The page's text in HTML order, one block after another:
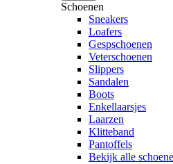
Schoenen
Sneakers
Loafers
Gespschoenen
Veterschoenen
Slippers
Sandalen
Boots
Enkellaarsjes
Laarzen
Klitteband
Pantoffels
Bekijk alle